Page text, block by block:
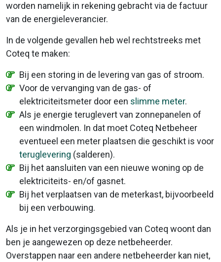
worden namelijk in rekening gebracht via de factuur
van de energieleverancier.
In de volgende gevallen heb wel rechtstreeks met
Coteq te maken:
Bij een storing in de levering van gas of stroom.
Voor de vervanging van de gas- of
elektriciteitsmeter door een slimme meter.
Als je energie teruglevert van zonnepanelen of
een windmolen. In dat moet Coteq Netbeheer
eventueel een meter plaatsen die geschikt is voor
teruglevering (salderen).
Bij het aansluiten van een nieuwe woning op de
elektriciteits- en/of gasnet.
Bij het verplaatsen van de meterkast, bijvoorbeeld
bij een verbouwing.
Als je in het verzorgingsgebied van Coteq woont dan
ben je aangewezen op deze netbeheerder.
Overstappen naar een andere netbeheerder kan niet,